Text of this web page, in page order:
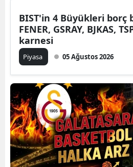
BIST'in 4 Büyükleri borç
FENER, GSRAY, BJKAS,
karnesi
Piyasa 05 Ağustos 2026